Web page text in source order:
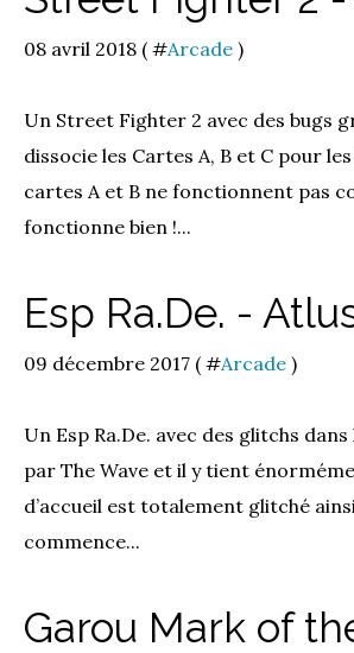
08 avril 2018 ( #Arcade )
Un Street Fighter 2 avec des bugs
dissocie les Cartes A, B et C pour
cartes A et B ne fonctionnent pas
fonctionne bien !...
Esp Ra.De. -
09 décembre 2017 ( #Arcade )
Un Esp Ra.De. avec des glitchs
par The Wave et il y tient
d’accueil est totalement glitché
commence...
Garou Mark of